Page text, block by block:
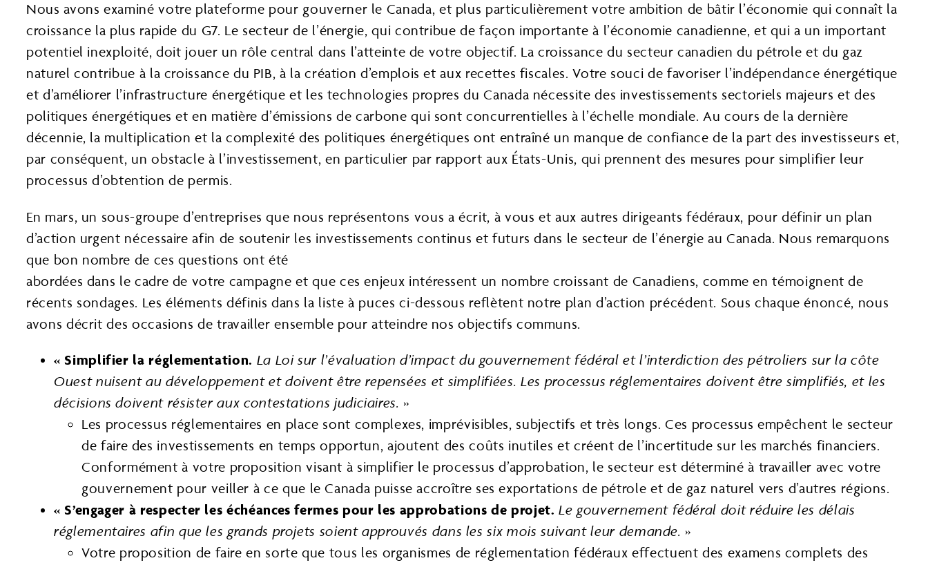
Nous avons examiné votre plateforme pour gouverner le Canada, et plus particulièrement votre ambition de bâtir l’économie qui connaît la
croissance la plus rapide du G7. Le secteur de l’énergie, qui contribue de façon importante à l’économie canadienne, et qui a un important
potentiel inexploité, doit jouer un rôle central dans l’atteinte de votre objectif. La croissance du secteur canadien du pétrole et du gaz
naturel contribue à la croissance du PIB, à la création d’emplois et aux recettes fiscales. Votre souci de favoriser l’indépendance énergétique
et d’améliorer l’infrastructure énergétique et les technologies propres du Canada nécessite des investissements sectoriels majeurs et des
politiques énergétiques et en matière d’émissions de carbone qui sont concurrentielles à l’échelle mondiale. Au cours de la dernière
décennie, la multiplication et la complexité des politiques énergétiques ont entraîné un manque de confiance de la part des investisseurs et,
par conséquent, un obstacle à l’investissement, en particulier par rapport aux États-Unis, qui prennent des mesures pour simplifier leur
processus d’obtention de permis.
En mars, un sous-groupe d’entreprises que nous représentons vous a écrit, à vous et aux autres dirigeants fédéraux, pour définir un plan
d’action urgent nécessaire afin de soutenir les investissements continus et futurs dans le secteur de l’énergie au Canada. Nous remarquons
que bon nombre de ces questions ont été
abordées dans le cadre de votre campagne et que ces enjeux intéressent un nombre croissant de Canadiens, comme en témoignent de
récents sondages. Les éléments définis dans la liste à puces ci-dessous reflètent notre plan d’action précédent. Sous chaque énoncé, nous
avons décrit des occasions de travailler ensemble pour atteindre nos objectifs communs.
« Simplifier la réglementation. La Loi sur l’évaluation d’impact du gouvernement fédéral et l’interdiction des pétroliers sur la côte
Ouest nuisent au développement et doivent être repensées et simplifiées. Les processus réglementaires doivent être simplifiés, et les
décisions doivent résister aux contestations judiciaires. »
Les processus réglementaires en place sont complexes, imprévisibles, subjectifs et très longs. Ces processus empêchent le secteur
de faire des investissements en temps opportun, ajoutent des coûts inutiles et créent de l’incertitude sur les marchés financiers.
Conformément à votre proposition visant à simplifier le processus d’approbation, le secteur est déterminé à travailler avec votre
gouvernement pour veiller à ce que le Canada puisse accroître ses exportations de pétrole et de gaz naturel vers d’autres régions.
« S’engager à respecter les échéances fermes pour les approbations de projet. Le gouvernement fédéral doit réduire les délais
réglementaires afin que les grands projets soient approuvés dans les six mois suivant leur demande. »
Votre proposition de faire en sorte que tous les organismes de réglementation fédéraux effectuent des examens complets des